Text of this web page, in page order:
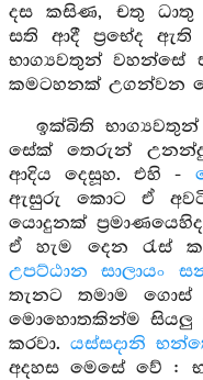
දස කසිණ, චතු ධාතු
සති ආදී ප්‍රභේද
භාග්‍යවතුන් වහන්සේ
කමටහනක් උගන්වන
ඉක්බිති
සේක් තෙරුන්
ආදිය දෙසූහ. එහි -
ඇසුරු කොට ඒ
යොදුනක්
ඒ හැම දෙන රැස්
උපට්ඨාන සාලායං
තැනට තමාම
මොහොතකින්ම සියලු
කරවා. යස්සදානි
අදහස මෙසේ වේ :